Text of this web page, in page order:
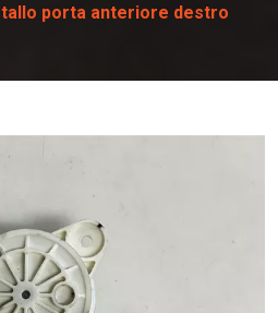
porta anteriore destro